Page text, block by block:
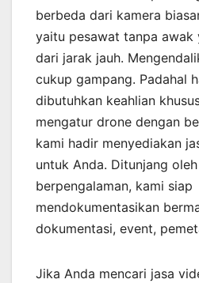
berbeda dari kamera
yaitu pesawat tanpa awak
dari jarak jauh.
cukup gampang. Padahal
dibutuhkan keahlian
mengatur drone dengan
kami hadir menyediakan
untuk Anda. Ditunjang
berpengalaman, kami siap
mendokumentasikan
dokumentasi, event,
Jika Anda mencari jasa